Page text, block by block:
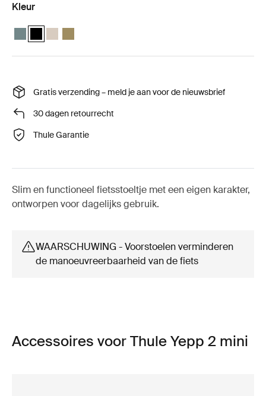
Kleur
Thule Yepp 2 mini Middenblauw
Thule Yepp 2 mini Middernachtzwart (selected)
Thule Yepp 2 mini Zacht zand
Thule Yepp 2 mini Nutria groen
Gratis verzending – meld je aan voor de nieuwsbrief
30 dagen retourrecht
Thule Garantie
Slim en functioneel fietsstoeltje met een eigen karakter,
ontworpen voor dagelijks gebruik.
WAARSCHUWING - Voorstoelen verminderen
de manoeuvreerbaarheid van de fiets
Accessoires voor Thule Yepp 2 mini